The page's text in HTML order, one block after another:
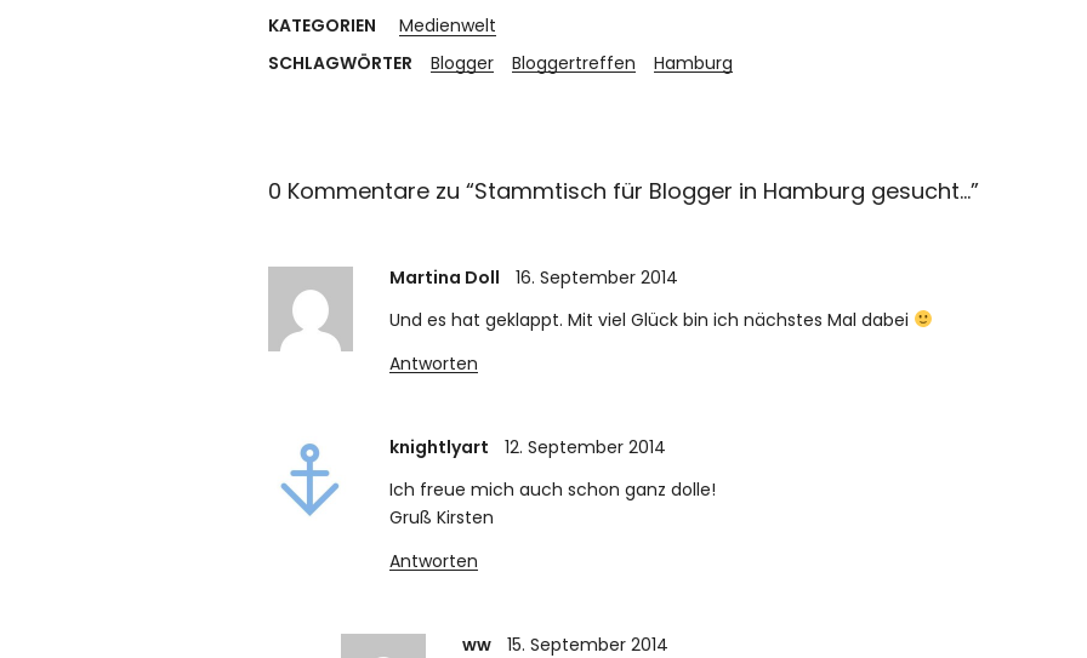
KATEGORIEN
Medienwelt
SCHLAGWÖRTER
Blogger Bloggertreffen Hamburg
0 Kommentare zu “Stammtisch für Blogger in Hamburg gesucht…”
Martina Doll
16. September 2014
Und es hat geklappt. Mit viel Glück bin ich nächstes Mal dabei
Antworten
knightlyart
12. September 2014
Ich freue mich auch schon ganz dolle!
Gruß Kirsten
Antworten
ww
15. September 2014